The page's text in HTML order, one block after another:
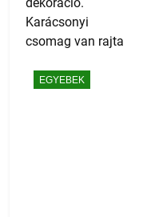
EGYEBEK